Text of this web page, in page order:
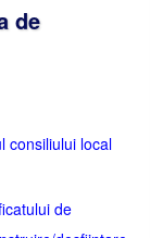
de
consiliului local
de